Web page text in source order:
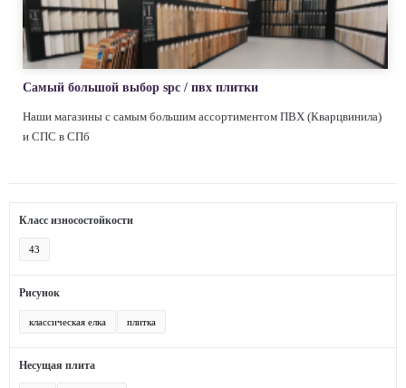
Самый большой выбор spc / пвх плитки
Наши магазины с самым большим ассортиментом ПВХ (Кварцвинила)
и СПС в СПб
Класс износостойкости
43
Рисунок
классическая елка плитка
Несущая плита